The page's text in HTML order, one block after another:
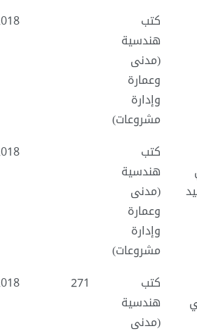
كتب
هندسية
(مدنى
وعمارة
وإدارة
مشروعات)
كتب
هندسية
(مدنى
وعمارة
وإدارة
مشروعات)
كتب
هندسية
(مدنى
271